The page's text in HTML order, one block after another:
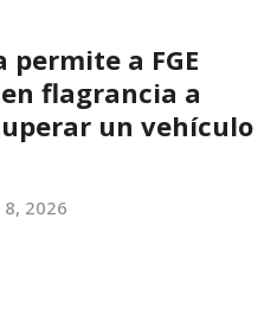
a FGE
flagrancia a
un vehículo
8, 2026